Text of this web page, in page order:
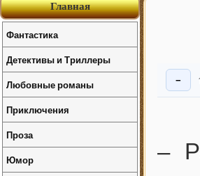
−
–
Главная
Фантастика
Детективы и Триллеры
Любовные романы
Приключения
Проза
Юмор